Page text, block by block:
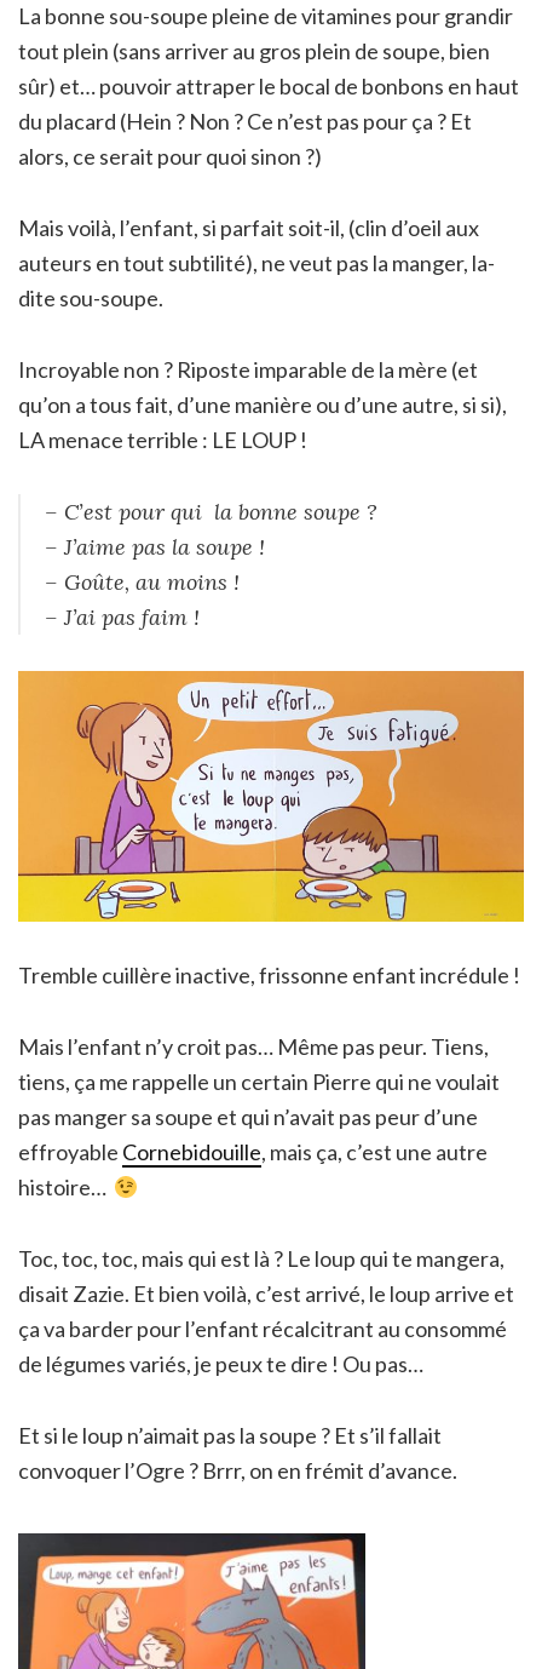
La bonne sou-soupe pleine de vitamines pour grandir
tout plein (sans arriver au gros plein de soupe, bien
sûr) et… pouvoir attraper le bocal de bonbons en haut
du placard (Hein ? Non ? Ce n’est pas pour ça ? Et
alors, ce serait pour quoi sinon ?)
Mais voilà, l’enfant, si parfait soit-il, (clin d’oeil aux
auteurs en tout subtilité), ne veut pas la manger, la-
dite sou-soupe.
Incroyable non ? Riposte imparable de la mère (et
qu’on a tous fait, d’une manière ou d’une autre, si si),
LA menace terrible : LE LOUP !
– C’est pour qui la bonne soupe ?
– J’aime pas la soupe !
– Goûte, au moins !
– J’ai pas faim !
Tremble cuillère inactive, frissonne enfant incrédule !
Mais l’enfant n’y croit pas… Même pas peur. Tiens,
tiens, ça me rappelle un certain Pierre qui ne voulait
pas manger sa soupe et qui n’avait pas peur d’une
effroyable Cornebidouille, mais ça, c’est une autre
histoire…
Toc, toc, toc, mais qui est là ? Le loup qui te mangera,
disait Zazie. Et bien voilà, c’est arrivé, le loup arrive et
ça va barder pour l’enfant récalcitrant au consommé
de légumes variés, je peux te dire ! Ou pas…
Et si le loup n’aimait pas la soupe ? Et s’il fallait
convoquer l’Ogre ? Brrr, on en frémit d’avance.